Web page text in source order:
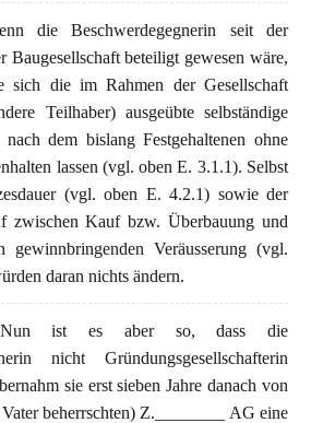
die Beschwerdegegnerin seit der
Baugesellschaft beteiligt gewesen wäre,
sich die im Rahmen der Gesellschaft
Teilhaber) ausgeübte selbständige
nach dem bislang Festgehaltenen ohne
lassen (vgl. oben E. 3.1.1). Selbst
(vgl. oben E. 4.2.1) sowie der
zwischen Kauf bzw. Überbauung und
gewinnbringenden Veräusserung (vgl.
daran nichts ändern.
ist es aber so, dass die
nicht Gründungsgesellschafterin
sie erst sieben Jahre danach von
beherrschten) Z.________ AG eine